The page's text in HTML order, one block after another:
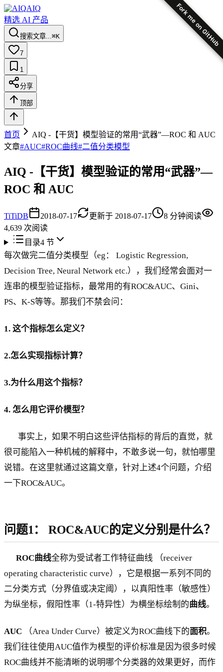
Fork me on GitHub
AIQ
精选 AI 产品
搜索文章...⌘K
7
1
分享
顶部
首页
AIQ -【干货】模型验证的常用“武器”—ROC 和 AUC
文章#AUC#ROC曲线#二值分类模型
AIQ -【干货】模型验证的常用“武器”—
ROC 和 AUC
TiTiDB 2018-07-17 更新于 2018-07-17 8 分钟阅读
4,639 次阅读
目录4节
每次做完二值分类模型（eg： Logistic Regression,
Decision Tree, Neural Network etc.），我们经常会面对一
连串的模型验证指标，最常用的有ROC&AUC、Gini、
PS、K-S等等。那我们不禁会问：
1. 这个指标怎么定义？
2.怎么实现指标计算？
3.为什么用这个指标？
4. 怎么用它评价模型？
事实上，如果不明白这些评估指标的背后的直觉，就
很可能陷入一种机械的解释中，不敢多说一句，就怕哪里
说错。在这里就通过这篇文章，针对上述4个问题，介绍
一下ROC&AUC。
问题1： ROC&AUC的定义分别是什么？
ROC曲线全称为受试者工作特征曲线 （receiver
operating characteristic curve），它是根据一系列不同的
二分类方式（分界值或决定阈），以真阳性率（敏感性）
为纵坐标，假阳性率（1-特异性）为横坐标绘制的曲线。
AUC （Area Under Curve）被定义为ROC曲线下的面积。
我们往往使用AUC值作为模型的评价标准是因为很多时候
ROC曲线并不能清晰的说明哪个分类器的效果更好，而作